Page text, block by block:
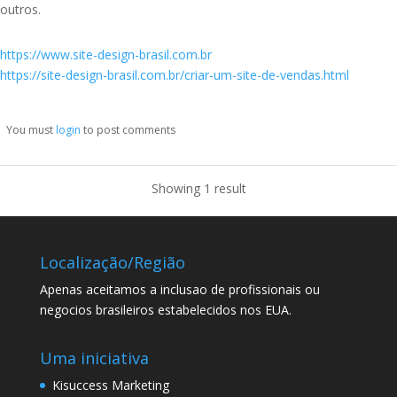
outros.
https://www.site-design-brasil.com.br
https://site-design-brasil.com.br/criar-um-site-de-vendas.html
You must login to post comments
Showing 1 result
Localização/Região
Apenas aceitamos a inclusao de profissionais ou
negocios brasileiros estabelecidos nos EUA.
Uma iniciativa
Kisuccess Marketing